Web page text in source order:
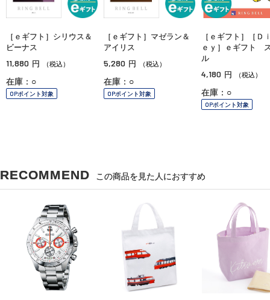
［ｅギフト］シリウス＆
ビーナス
11,880 円 （税込）
在庫：○
OPポイント対象
［ｅギフト］マゼラン＆
アイリス
5,280 円 （税込）
在庫：○
OPポイント対象
［ｅギフト］［Ｄ
ｅｙ］ｅギフト
ル
4,180 円 （税込）
在庫：○
OPポイント対象
RECOMMEND この商品を見た人におすすめ